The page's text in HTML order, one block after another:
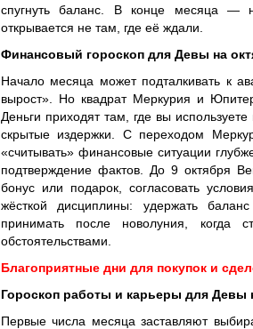
спугнуть баланс. В конце месяца —
открывается не там, где её ждали.
Финансовый гороскоп для Девы на
Начало месяца может подталкивать к
вырост». Но квадрат Меркурия и
Деньги приходят там, где вы
скрытые издержки. С переходом
«считывать» финансовые ситуации
подтверждение фактов. До 9 октября
бонус или подарок, согласовать
жёсткой дисциплины: удержать
принимать после новолуния, когда
обстоятельствами.
Благоприятные дни для покупок и
Гороскоп работы и карьеры для Девы
Первые числа месяца заставляют